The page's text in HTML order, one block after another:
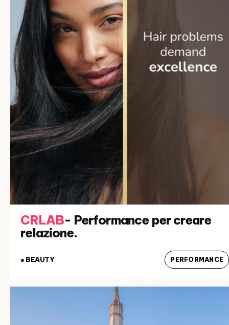
CRLAB- Performance per creare
relazione.
● BEAUTY PERFORMANCE